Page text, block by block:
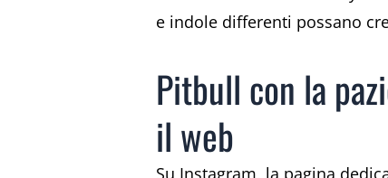
e indole differenti possano
Pitbull con la
il web
Su Instagram, la pagina